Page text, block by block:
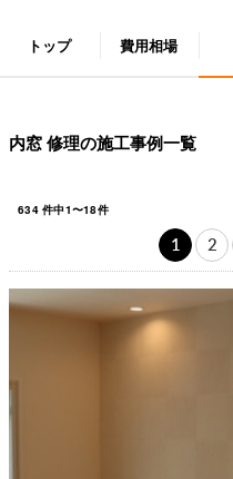
トップ 費用相場
内窓 修理の施工事例一覧
634件中1〜18件
1 2